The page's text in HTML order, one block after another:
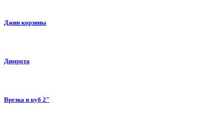
Джин корзины
Димрота
Врезка в куб 2"